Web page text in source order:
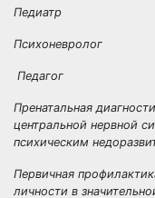
Педиатр
Психоневролог
Педагог
Пренатальная
центральной нервной
психическим
Первичная
личности в